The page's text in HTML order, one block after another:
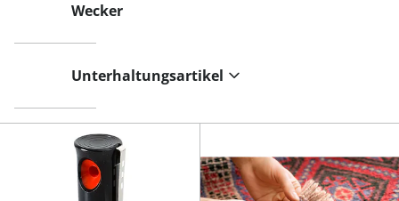
Wecker
Unterhaltungsartikel